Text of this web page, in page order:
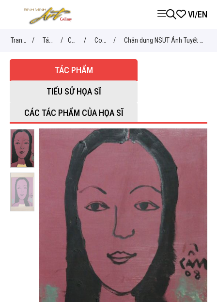
VI/EN
Trang
chủ
/ Tác
phẩm
/ Chủ
đề
/ Con
người
/ Chân dung NSUT Ánh Tuyết -
TÁC PHẨM
TIỂU SỬ HỌA SĨ
CÁC TÁC PHẨM CỦA HỌA SĨ